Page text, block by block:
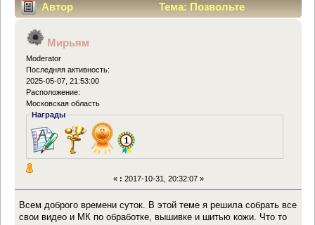
Автор
Тема: Позвольте
представиться. (Прочитано 14085 раз)
Мирьям
Moderator
Последняя активность:
2025-05-07, 21:53:00
Расположение:
Московская область
Награды
« : 2017-10-31, 20:32:07 »
Всем доброго времени суток. В этой теме я решила собрать все
свои видео и МК по обработке, вышивке и шитью кожи. Что то